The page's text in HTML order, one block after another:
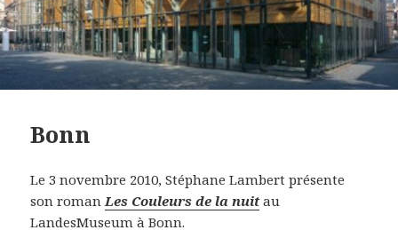
Bonn
Le 3 novembre 2010, Stéphane Lambert présente
son romanLes Couleurs de la nuit au
LandesMuseum à Bonn.